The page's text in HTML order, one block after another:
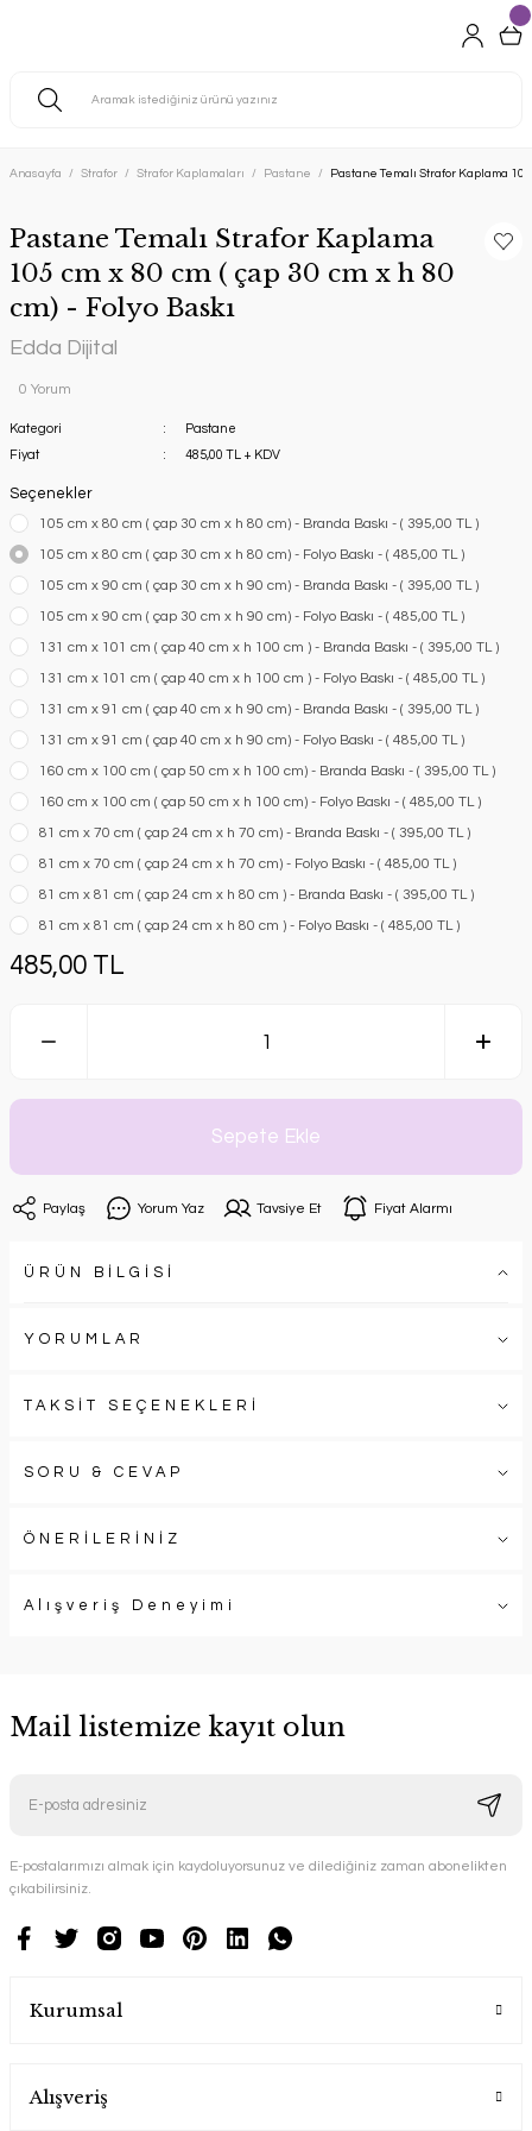
Anasayfa Strafor Strafor Kaplamaları Pastane Pastane Temalı Strafor Kaplama 105
Pastane Temalı Strafor Kaplama
105 cm x 80 cm ( çap 30 cm x h 80
cm) - Folyo Baskı
Edda Dijital
0 Yorum
Kategori
Pastane
Fiyat
485,00 TL + KDV
Seçenekler
105 cm x 80 cm ( çap 30 cm x h 80 cm) - Branda Baskı - ( 395,00 TL )
105 cm x 80 cm ( çap 30 cm x h 80 cm) - Folyo Baskı - ( 485,00 TL )
105 cm x 90 cm ( çap 30 cm x h 90 cm) - Branda Baskı - ( 395,00 TL )
105 cm x 90 cm ( çap 30 cm x h 90 cm) - Folyo Baskı - ( 485,00 TL )
131 cm x 101 cm ( çap 40 cm x h 100 cm ) - Branda Baskı - ( 395,00 TL )
131 cm x 101 cm ( çap 40 cm x h 100 cm ) - Folyo Baskı - ( 485,00 TL )
131 cm x 91 cm ( çap 40 cm x h 90 cm) - Branda Baskı - ( 395,00 TL )
131 cm x 91 cm ( çap 40 cm x h 90 cm) - Folyo Baskı - ( 485,00 TL )
160 cm x 100 cm ( çap 50 cm x h 100 cm) - Branda Baskı - ( 395,00 TL )
160 cm x 100 cm ( çap 50 cm x h 100 cm) - Folyo Baskı - ( 485,00 TL )
81 cm x 70 cm ( çap 24 cm x h 70 cm) - Branda Baskı - ( 395,00 TL )
81 cm x 70 cm ( çap 24 cm x h 70 cm) - Folyo Baskı - ( 485,00 TL )
81 cm x 81 cm ( çap 24 cm x h 80 cm ) - Branda Baskı - ( 395,00 TL )
81 cm x 81 cm ( çap 24 cm x h 80 cm ) - Folyo Baskı - ( 485,00 TL )
485,00 TL
Sepete Ekle
Paylaş Yorum Yaz Tavsiye Et Fiyat Alarmı
ÜRÜN BİLGİSİ
YORUMLAR
TAKSİT SEÇENEKLERİ
SORU & CEVAP
ÖNERİLERİNİZ
Alışveriş Deneyimi
Mail listemize kayıt olun
E-postalarımızı almak için kaydoluyorsunuz ve dilediğiniz zaman abonelikten
çıkabilirsiniz.
Kurumsal
Alışveriş